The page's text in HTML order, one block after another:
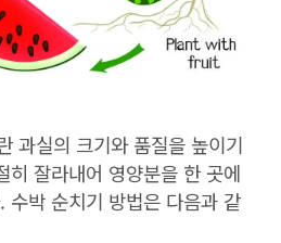
과실의 크기와 품질을 높이기
히 잘라내어 영양분을 한 곳에
수박 순치기 방법은 다음과 같